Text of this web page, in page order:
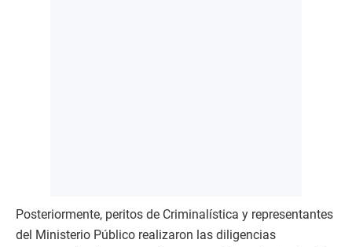
Posteriormente, peritos de Criminalística y representantes
del Ministerio Público realizaron las diligencias